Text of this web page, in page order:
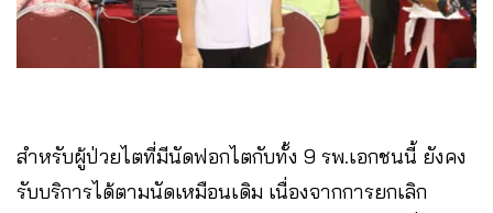
สำหรับผู้ป่วยไตที่มีนัดฟอกไตกับทั้ง 9 รพ.เอกชนนี้ ยังคง
รับบริการได้ตามนัดเหมือนเดิม เนื่องจากการยกเลิก